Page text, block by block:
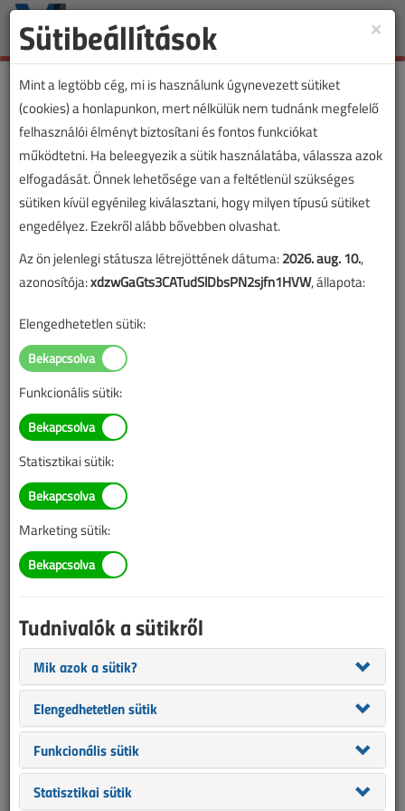
Toggle
Rovat: jogszabályok
„jogszabályok” rovatba sorolt tartalmak
A felülvizsgálók nyilvántartásáról
2026. január-februári lapszám
1-jétől vezeti a villamos biztonsági felülvizsgálók és
nyilvántartását. Az új rendszer biztosítja majd, hogy
csak megfelelően képzett és jogosult szakembere...
Változtak a jótállás szabályai
2024. július-augusztusi lapszám
Idén májusban lépett hatályba az egyes tartós
fogyasztási cikkekre vonatkozó, kötelező jótállásról
szóló kormányrendelet módosítása. A módosítás
×
Sütibeállítások
Mint a legtöbb cég, mi is használunk úgynevezett sütiket
(cookies) a honlapunkon, mert nélkülük nem tudnánk megfelelő
felhasználói élményt biztosítani és fontos funkciókat
működtetni. Ha beleegyezik a sütik használatába, válassza azok
elfogadását. Önnek lehetősége van a feltétlenül szükséges
sütiken kívül egyénileg kiválasztani, hogy milyen típusú sütiket
engedélyez. Ezekről alább bővebben olvashat.
Az ön jelenlegi státusza létrejöttének dátuma:2026. aug. 10.,
azonosítója:xdzwGaGts3CATudSlDbsPN2sjfn1HVW, állapota:
Elengedhetetlen sütik:
Funkcionális sütik:
Statisztikai sütik:
Marketing sütik:
Tudnivalók a sütikről
Mik azok a sütik?
Elengedhetetlen sütik
Funkcionális sütik
Statisztikai sütik